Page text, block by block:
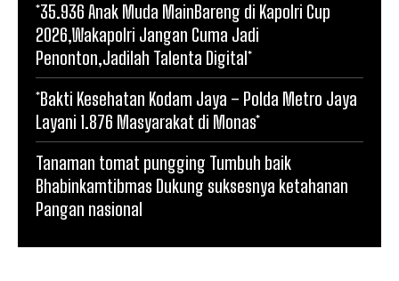
*35.936 Anak Muda MainBareng di Kapolri Cup
2026,Wakapolri Jangan Cuma Jadi
Penonton,Jadilah Talenta Digital*
*Bakti Kesehatan Kodam Jaya – Polda Metro Jaya
Layani 1.876 Masyarakat di Monas*
Tanaman tomat pungging Tumbuh baik
Bhabinkamtibmas Dukung suksesnya ketahanan
Pangan nasional